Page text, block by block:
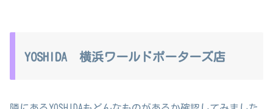
YOSHIDA 横浜ワールドポーターズ店